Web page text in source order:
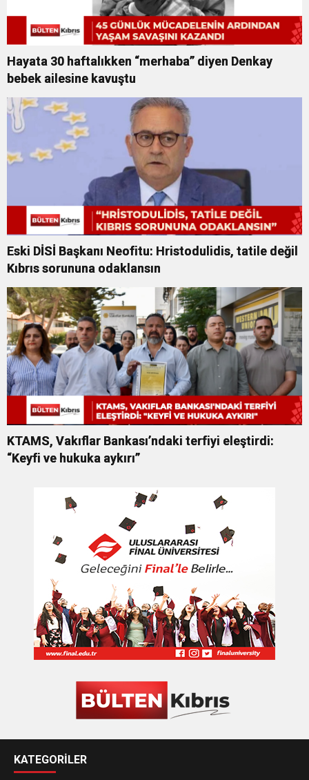
Hayata 30 haftalıkken “merhaba” diyen Denkay
bebek ailesine kavuştu
Eski DİSİ Başkanı Neofitu: Hristodulidis, tatile değil
Kıbrıs sorununa odaklansın
KTAMS, Vakıflar Bankası’ndaki terfiyi eleştirdi:
“Keyfi ve hukuka aykırı”
KATEGORİLER